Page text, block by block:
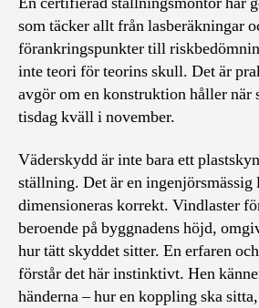
som täcker allt från lasberäkningar
förankringspunkter till
inte teori för teorins skull. Det är
avgör om en konstruktion håller när
tisdag kväll i november.
Väderskydd är inte bara ett
ställning. Det är en ingenjörsmässig
dimensioneras korrekt. Vindlaster
beroende på byggnadens höjd,
hur tätt skyddet sitter. En erfaren
förstår det här instinktivt. Hen
händerna – hur en koppling ska